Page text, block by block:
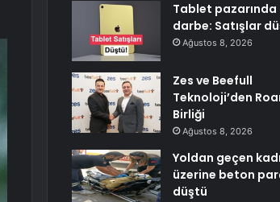
Tablet pazarında
darbe: Satışlar
Ağustos 8, 2026
Zes ve Beefull
Teknoloji’den
Birliği
Ağustos 8, 2026
Yoldan geçen
üzerine beton
düştü